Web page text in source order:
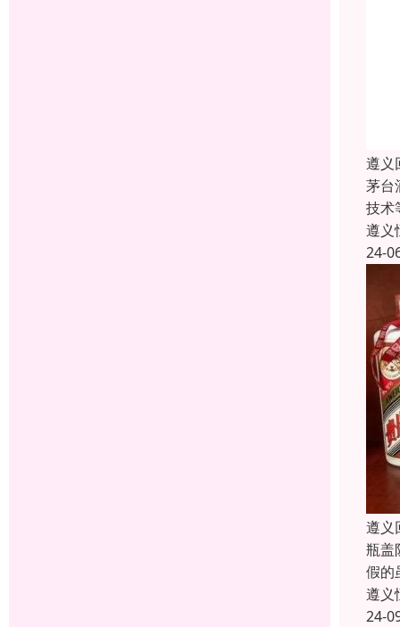
遵义
茅台
技术
遵义
24-
遵义
瓶盖
假的
遵义
24-